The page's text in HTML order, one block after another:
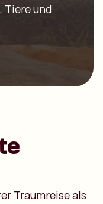
Tiere und
Traumreise als